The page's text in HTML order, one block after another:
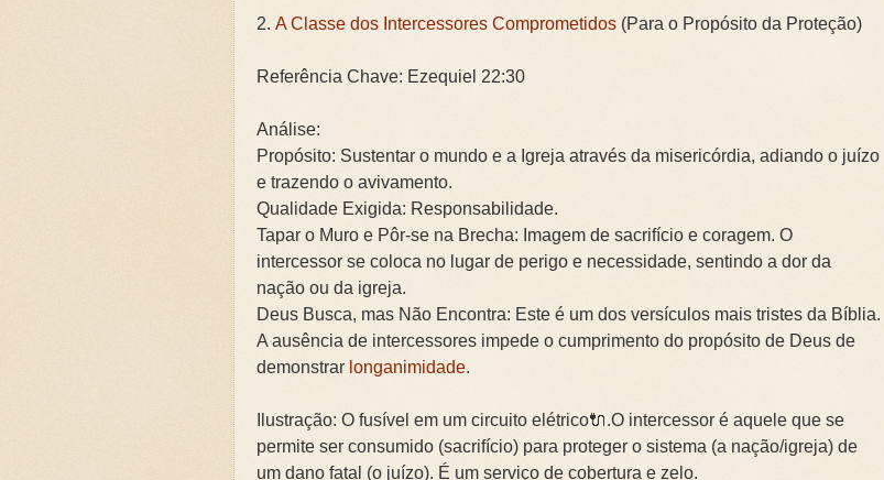
2. A Classe dos Intercessores Comprometidos (Para o Propósito da Proteção)
Referência Chave: Ezequiel 22:30
Análise:
Propósito: Sustentar o mundo e a Igreja através da misericórdia, adiando o juízo
e trazendo o avivamento.
Qualidade Exigida: Responsabilidade.
Tapar o Muro e Pôr-se na Brecha: Imagem de sacrifício e coragem. O
intercessor se coloca no lugar de perigo e necessidade, sentindo a dor da
nação ou da igreja.
Deus Busca, mas Não Encontra: Este é um dos versículos mais tristes da Bíblia.
A ausência de intercessores impede o cumprimento do propósito de Deus de
demonstrar longanimidade.
Ilustração: O fusível em um circuito elétrico🔌.O intercessor é aquele que se
permite ser consumido (sacrifício) para proteger o sistema (a nação/igreja) de
um dano fatal (o juízo). É um serviço de cobertura e zelo.